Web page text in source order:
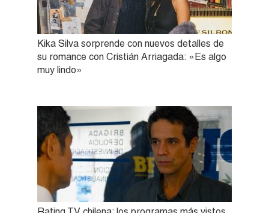
Kika Silva sorprende con nuevos detalles de
su romance con Cristián Arriagada: «Es algo
muy lindo»